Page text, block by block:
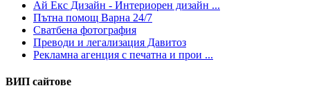
Ай Екс Дизайн - Интериорен дизайн ...
Пътна помощ Варна 24/7
Сватбена фотография
Преводи и легализация Давитоз
Рекламна агенция с печатна и прои ...
ВИП сайтове